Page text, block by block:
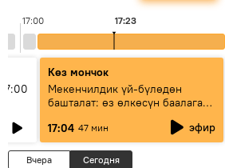
17:00 17:23
Көз мончок
Мекенчилдик үй-бүлөдөн
башталат: өз өлкөсүн баалаган
муунду кантип тарбиялоо
керек?
17:04 47 мин эфир
Вчера Сегодня